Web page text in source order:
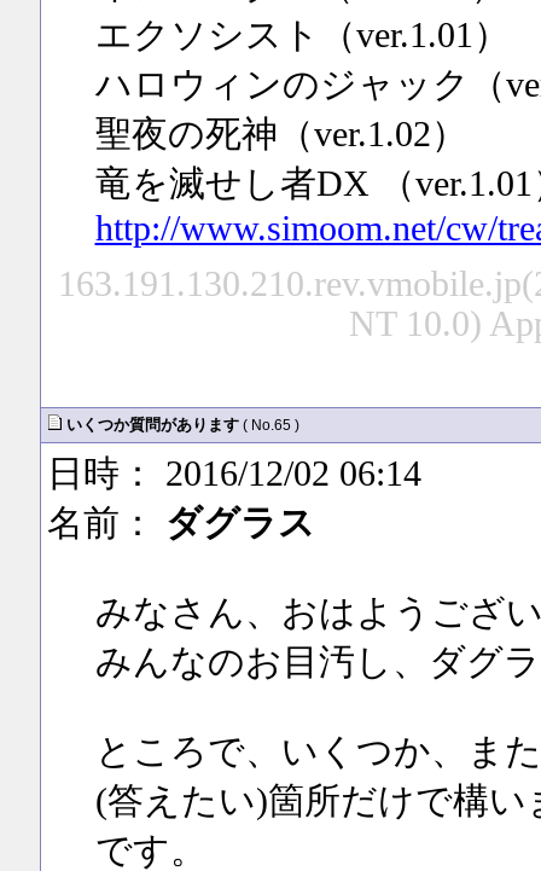
エクソシスト（ver.1.01）
ハロウィンのジャック（
聖夜の死神（ver.1.02）
竜を滅せし者DX （ver.1.01
http://www.simoom.net/cw/
NT 10.0)
いくつか質問があります ( No.65 )
日時： 2016/12/02 06:14
名前： ダグラス
みなさん、おはようござ
みんなのお目汚し、ダグ
ところで、いくつか、ま
(答えたい)箇所だけで構
です。